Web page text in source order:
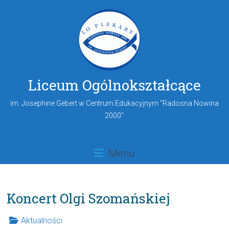
Liceum Ogólnokształcące
im. Josephine Gebert w Centrum Edukacyjnym "Radosna Nowina
2000"
Menu
Koncert Olgi Szomańskiej
Aktualności